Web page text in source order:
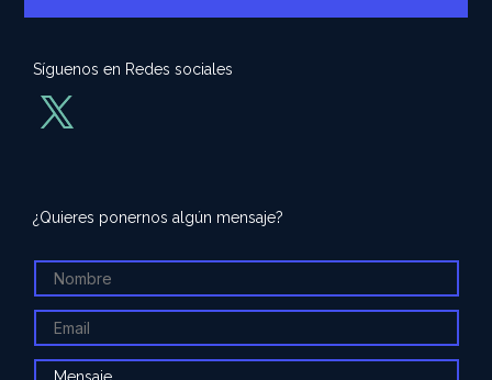
Síguenos en Redes sociales
¿Quieres ponernos algún mensaje?